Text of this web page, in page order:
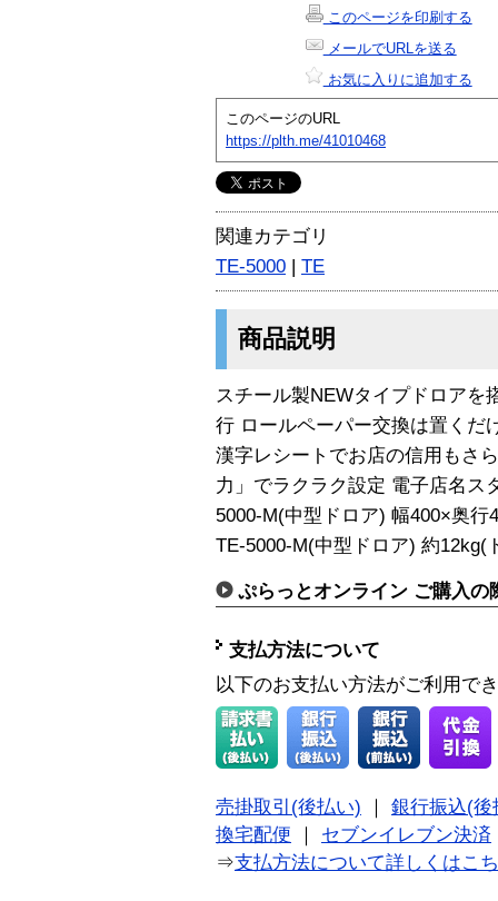
このページを印刷する
メールでURLを送る
お気に入りに追加する
このページのURL
https://plth.me/41010468
関連カテゴリ
TE-5000 | TE
商品説明
スチール製NEWタイプドロアを
行 ロールペーパー交換は置くだ
漢字レシートでお店の信用もさ
力」でラクラク設定 電子店名ス
5000-M(中型ドロア) 幅400×奥
TE-5000-M(中型ドロア) 約12kg(
ぷらっとオンライン ご購入の
支払方法について
以下のお支払い方法がご利用で
売掛取引(後払い)
銀行振込(後
換宅配便
セブンイレブン決済
⇒支払方法について詳しくはこ